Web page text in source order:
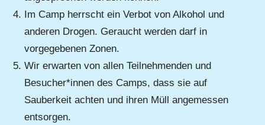
Im Camp herrscht ein Verbot von Alkohol und
anderen Drogen. Geraucht werden darf in
vorgegebenen Zonen.
Wir erwarten von allen Teilnehmenden und
Besucher*innen des Camps, dass sie auf
Sauberkeit achten und ihren Müll angemessen
entsorgen.